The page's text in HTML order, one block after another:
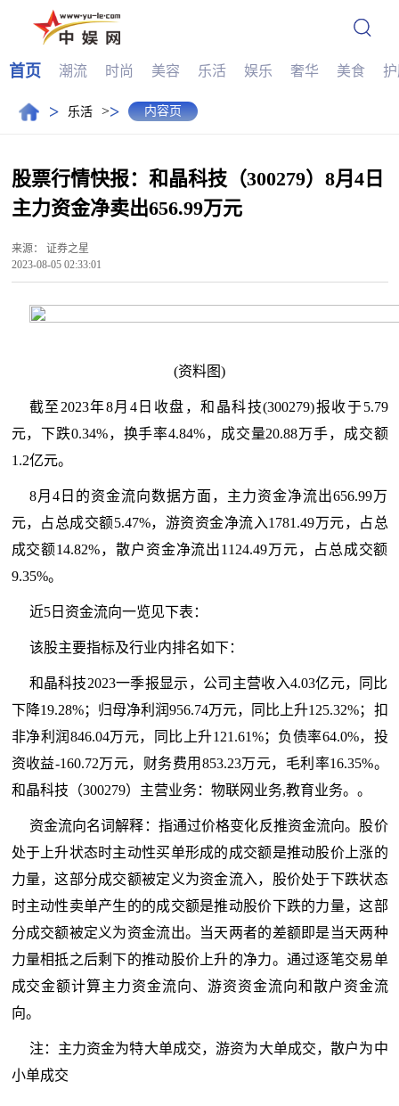
首页 潮流 时尚 美容 乐活 娱乐 奢华 美食
> 乐活 >> 内容页
股票行情快报：和晶科技（300279）8月4日
主力资金净卖出656.99万元
来源： 证券之星
2023-08-05 02:33:01
(资料图)
截至2023年8月4日收盘，和晶科技(300279)报收于5.79
元，下跌0.34%，换手率4.84%，成交量20.88万手，成交额
1.2亿元。
8月4日的资金流向数据方面，主力资金净流出656.99万
元，占总成交额5.47%，游资资金净流入1781.49万元，占总
成交额14.82%，散户资金净流出1124.49万元，占总成交额
9.35%。
近5日资金流向一览见下表：
该股主要指标及行业内排名如下：
和晶科技2023一季报显示，公司主营收入4.03亿元，同比
下降19.28%；归母净利润956.74万元，同比上升125.32%；扣
非净利润846.04万元，同比上升121.61%；负债率64.0%，投
资收益-160.72万元，财务费用853.23万元，毛利率16.35%。
和晶科技（300279）主营业务：物联网业务,教育业务。。
资金流向名词解释：指通过价格变化反推资金流向。股价
处于上升状态时主动性买单形成的成交额是推动股价上涨的
力量，这部分成交额被定义为资金流入，股价处于下跌状态
时主动性卖单产生的的成交额是推动股价下跌的力量，这部
分成交额被定义为资金流出。当天两者的差额即是当天两种
力量相抵之后剩下的推动股价上升的净力。通过逐笔交易单
成交金额计算主力资金流向、游资资金流向和散户资金流
向。
注：主力资金为特大单成交，游资为大单成交，散户为中
小单成交